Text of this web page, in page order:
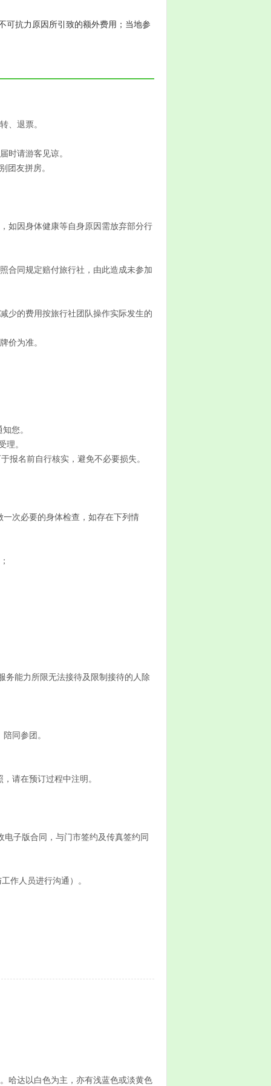
抗力原因所引致的额外费用；当地参
、退票。
时请游客见谅。
友拼房。
如因身体健康等自身原因需放弃部分行
合同规定赔付旅行社，由此造成未参加
少的费用按旅行社团队操作实际发生的
价为准。
您。
理。
报名前自行核实，避免不必要损失。
次必要的身体检查，如存在下列情
务能力所限无法接待及限制接待的人除
同参团。
请在预订过程中注明。
子版合同，与门市签约及传真签约同
作人员进行沟通）。
哈达以白色为主，亦有浅蓝色或淡黄色